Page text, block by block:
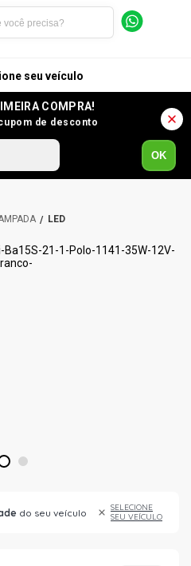
seu veículo
COMPRA!
de desconto
OK
LED
1 2
do seu veículo
SELECIONE
SEU VEÍCULO